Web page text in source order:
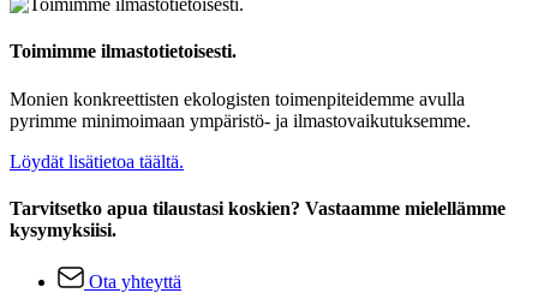
Toimimme ilmastotietoisesti.
Monien konkreettisten ekologisten toimenpiteidemme avulla
pyrimme minimoimaan ympäristö- ja ilmastovaikutuksemme.
Löydät lisätietoa täältä.
Tarvitsetko apua tilaustasi koskien? Vastaamme mielellämme
kysymyksiisi.
Ota yhteyttä